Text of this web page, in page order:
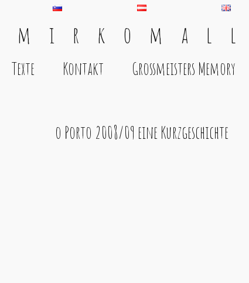
m i r k o m a l l
Texte Kontakt Grossmeisters Memory
o Porto 2008/09 eine Kurzgeschichte